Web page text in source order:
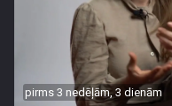
pirms 3 nedēļām, 3 dienām